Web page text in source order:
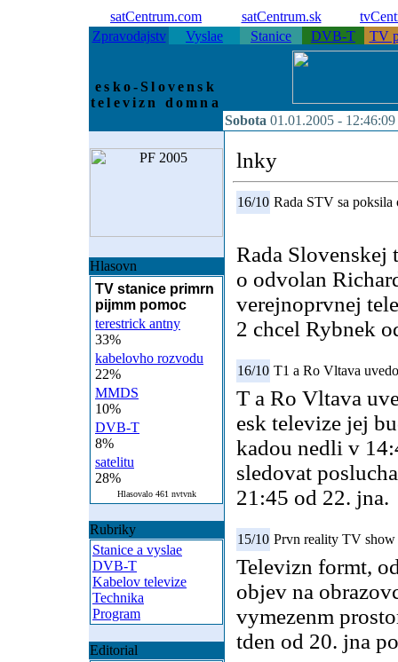
satCentrum.com satCentrum.sk
Zpravodajstv
Vyslae Stanice DVB-T TV
esko-Slovensk
televizn domna
Sobota 01.01.2005 - 12:46:09
Hlasovn
TV stanice primrn
pijmm pomoc
terestrick antny
33%
kabelovho rozvodu
22%
MMDS
10%
DVB-T
8%
satelitu
28%
Hlasovalo 461 nvtvnk
Rubriky
Stanice a vyslae
DVB-T
Kabelov televize
Technika
Program
Editorial
lnky
16/10 Rada STV sa poksila
Rada Slovenskej
o odvolan
verejnoprvnej
2 chcel Rybnek
16/10 T1 a Ro Vltava
T a Ro Vltava
esk televize jej
kadou nedli v
sledovat
21:45 od 22. jna.
15/10 Prvn reality TV show
Televizn formt,
objev na
vymezenm
tden od 20. jna